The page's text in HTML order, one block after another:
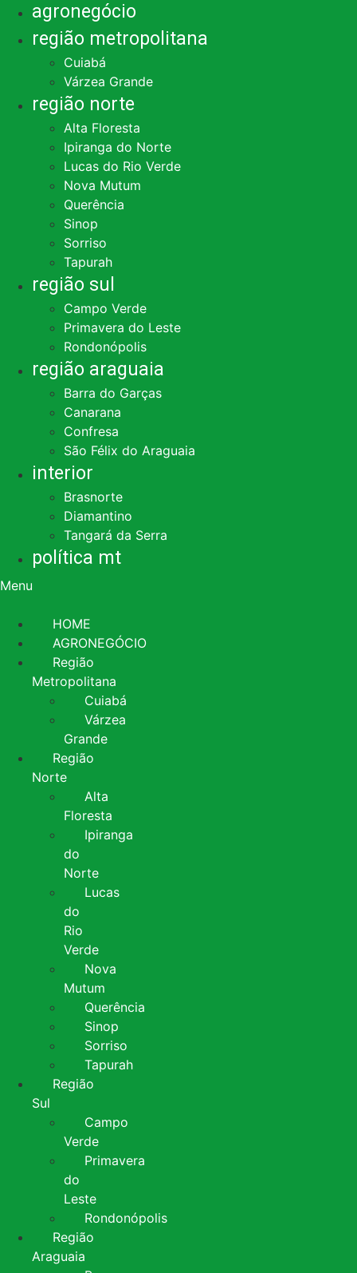
agronegócio
região metropolitana
Cuiabá
Várzea Grande
região norte
Alta Floresta
Ipiranga do Norte
Lucas do Rio Verde
Nova Mutum
Querência
Sinop
Sorriso
Tapurah
região sul
Campo Verde
Primavera do Leste
Rondonópolis
região araguaia
Barra do Garças
Canarana
Confresa
São Félix do Araguaia
interior
Brasnorte
Diamantino
Tangará da Serra
política mt
Menu
HOME
AGRONEGÓCIO
Região
Metropolitana
Cuiabá
Várzea
Grande
Região
Norte
Alta
Floresta
Ipiranga
do
Norte
Lucas
do
Rio
Verde
Nova
Mutum
Querência
Sinop
Sorriso
Tapurah
Região
Sul
Campo
Verde
Primavera
do
Leste
Rondonópolis
Região
Araguaia